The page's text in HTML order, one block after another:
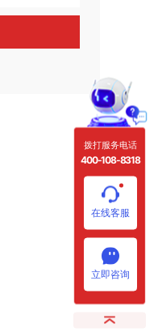
拨打服务电话
400-108-8318
在线客服
立即咨询